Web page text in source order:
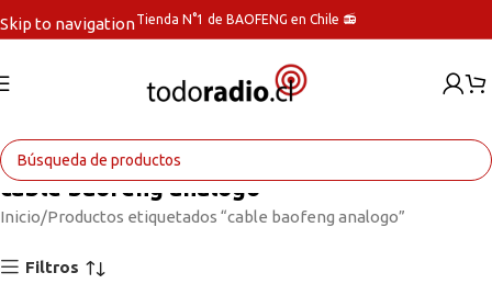
Skip to navigationTienda N°1 de BAOFENG en Chile 📻
cable baofeng analogo
Inicio Productos etiquetados “cable baofeng analogo”
Filtros